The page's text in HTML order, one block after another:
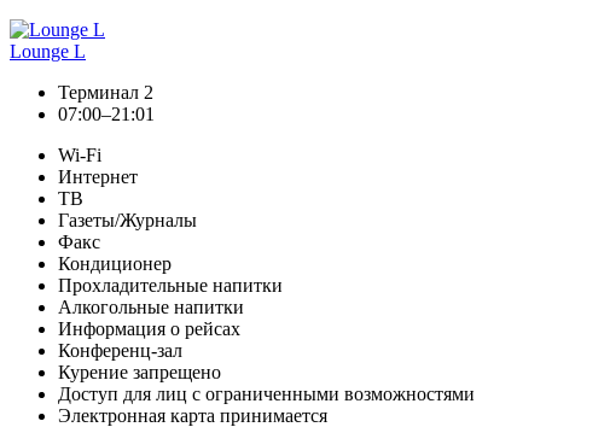
Lounge L
Терминал 2
07:00–21:01
Wi-Fi
Интернет
ТВ
Газеты/Журналы
Факс
Кондиционер
Прохладительные напитки
Алкогольные напитки
Информация о рейсах
Конференц-зал
Курение запрещено
Доступ для лиц с ограниченными возможностями
Электронная карта принимается